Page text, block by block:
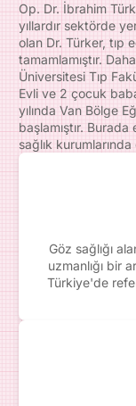
Op. Dr. İbrahim
yıllardır sektörde
olan Dr. Türker, tıp
tamamlamıştır.
Üniversitesi Tıp
Evli ve 2 çocuk
yılında Van Bölge
başlamıştır.
sağlık kurumlarında
Göz sağlığı
uzmanlığı bir
Türkiye'de